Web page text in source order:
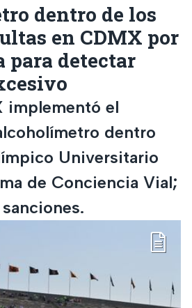
dentro de los
en CDMX por
para detectar
implementó el
dentro
Universitario
de Conciencia Vial;